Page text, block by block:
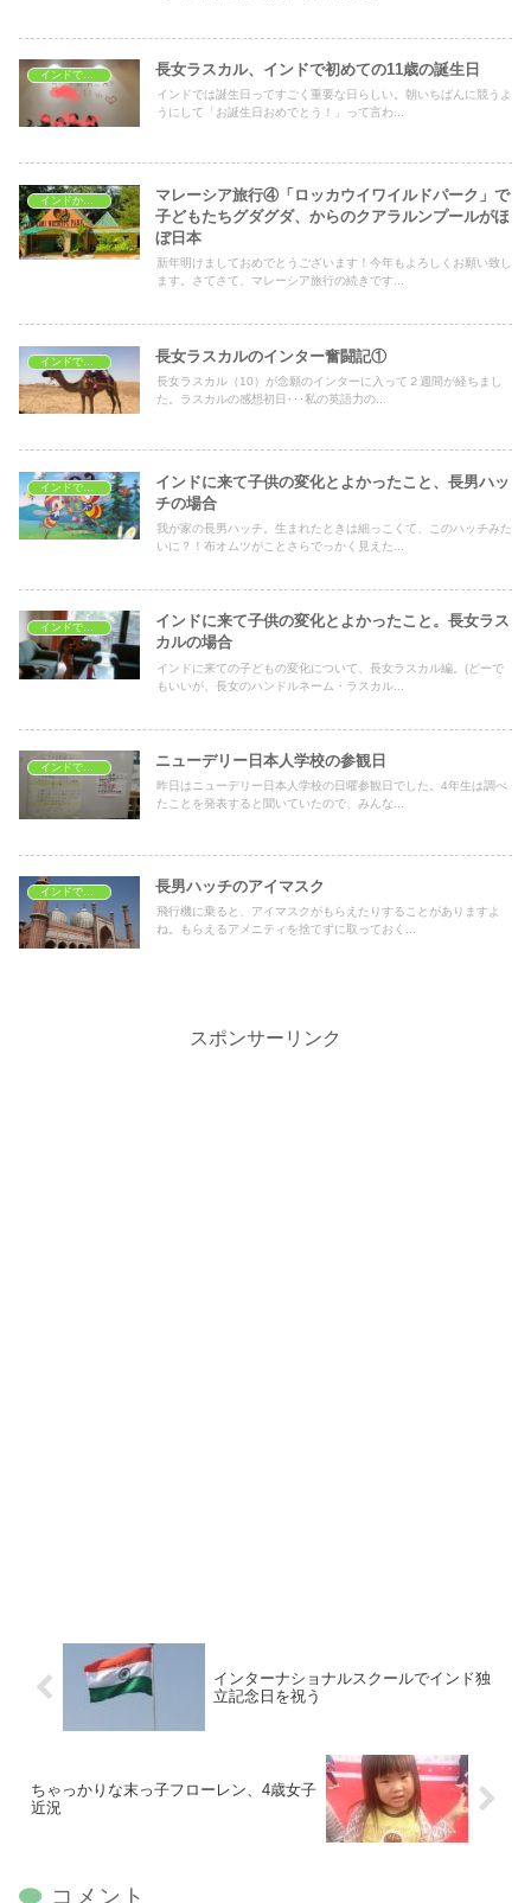
インドで子育て 長女ラスカル、インドで初めての11歳の誕生日
インドでは誕生日ってすごく重要な日らしい。朝いちばんに競うよ
うにして「お誕生日おめでとう！」って言わ...
インドから海外旅行
マレーシア旅行④「ロッカウイワイルドパーク」で
子どもたちグダグダ、からのクアラルンプールがほ
ぼ日本
新年明けましておめでとうございます！今年もよろしくお願い致し
ます。さてさて、マレーシア旅行の続きです...
インドで子育て 長女ラスカルのインター奮闘記①
長女ラスカル（10）が念願のインターに入って２週間が経ちまし
た。ラスカルの感想初日･･･私の英語力の...
インドに来て子供の変化とよかったこと、長男ハッ
チの場合
我が家の長男ハッチ。生まれたときは細っこくて、このハッチみた
いに？！布オムツがことさらでっかく見えた...
インドに来て子供の変化とよかったこと。長女ラス
カルの場合
インドに来ての子どもの変化について、長女ラスカル編。(どーで
もいいが、長女のハンドルネーム・ラスカル...
ニューデリー日本人学校の参観日
昨日はニューデリー日本人学校の日曜参観日でした。4年生は調べ
たことを発表すると聞いていたので、みんな...
インドで子育て 長男ハッチのアイマスク
飛行機に乗ると、アイマスクがもらえたりすることがありますよ
ね。もらえるアメニティを捨てずに取っておく...
スポンサーリンク
インターナショナルスクールでインド独
立記念日を祝う
ちゃっかりな末っ子フローレン、4歳女子
近況
コメント